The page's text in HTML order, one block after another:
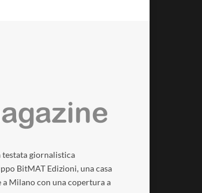
testata giornalistica
BitMAT Edizioni, una casa
a Milano con una copertura a